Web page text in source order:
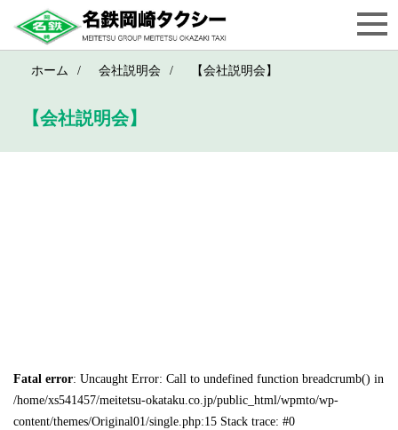
ホーム 会社説明会 【会社説明会】
【会社説明会】
Fatal error: Uncaught Error: Call to undefined function breadcrumb() in
/home/xs541457/meitetsu-okataku.co.jp/public_html/wpmto/wp-
content/themes/Original01/single.php:15 Stack trace: #0